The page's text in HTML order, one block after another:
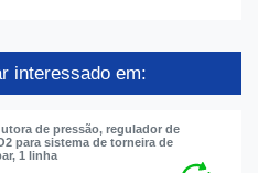
interessado em:
de pressão, regulador de
para sistema de torneira de
1 linha